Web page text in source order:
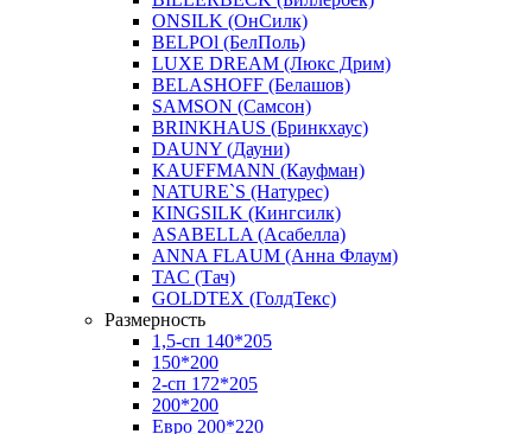
ONSILK (ОнСилк)
BELPOl (БелПоль)
LUXE DREAM (Люкс Дрим)
BELASHOFF (Белашов)
SAMSON (Самсон)
BRINKHAUS (Бринкхаус)
DAUNY (Дауни)
KAUFFMANN (Кауфман)
NATURE`S (Натурес)
KINGSILK (Кингсилк)
ASABELLA (Асабелла)
ANNA FLAUM (Анна Флаум)
TAC (Тач)
GOLDTEX (ГолдТекс)
Размерность
1,5-сп 140*205
150*200
2-сп 172*205
200*200
Евро 200*220